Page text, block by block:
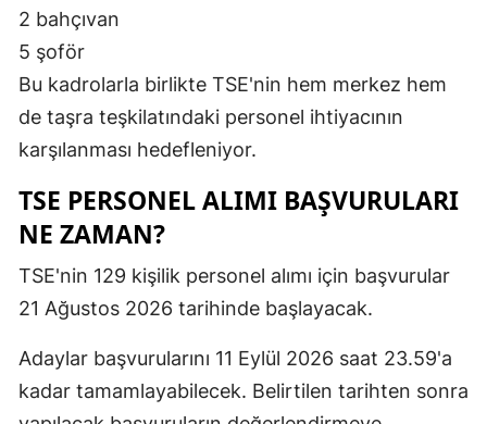
2 bahçıvan
5 şoför
Bu kadrolarla birlikte TSE'nin hem merkez hem
de taşra teşkilatındaki personel ihtiyacının
karşılanması hedefleniyor.
TSE PERSONEL ALIMI BAŞVURULARI
NE ZAMAN?
TSE'nin 129 kişilik personel alımı için başvurular
21 Ağustos 2026 tarihinde başlayacak.
Adaylar başvurularını 11 Eylül 2026 saat 23.59'a
kadar tamamlayabilecek. Belirtilen tarihten sonra